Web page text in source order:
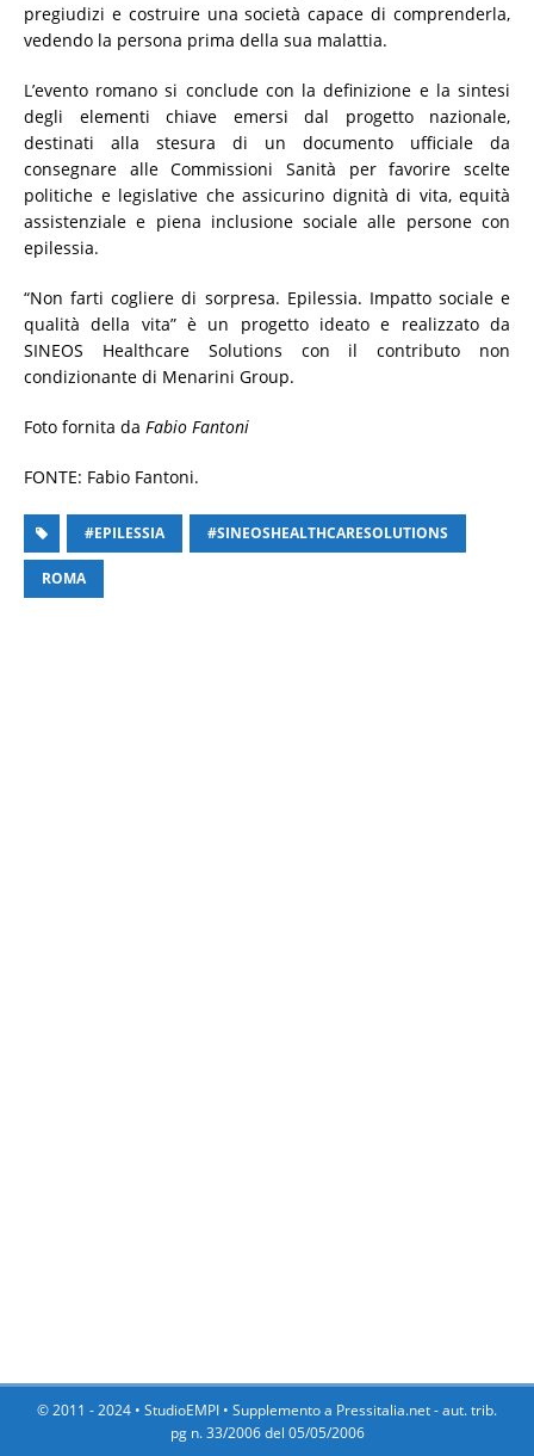
pregiudizi e costruire una società capace di comprenderla,
vedendo la persona prima della sua malattia.
L’evento romano si conclude con la definizione e la sintesi
degli elementi chiave emersi dal progetto nazionale,
destinati alla stesura di un documento ufficiale da
consegnare alle Commissioni Sanità per favorire scelte
politiche e legislative che assicurino dignità di vita, equità
assistenziale e piena inclusione sociale alle persone con
epilessia.
“Non farti cogliere di sorpresa. Epilessia. Impatto sociale e
qualità della vita” è un progetto ideato e realizzato da
SINEOS Healthcare Solutions con il contributo non
condizionante di Menarini Group.
Foto fornita da Fabio Fantoni
FONTE: Fabio Fantoni.
#EPILESSIA #SINEOSHEALTHCARESOLUTIONS
ROMA
© 2011 - 2024 • StudioEMPI • Supplemento a Pressitalia.net - aut. trib.
pg n. 33/2006 del 05/05/2006